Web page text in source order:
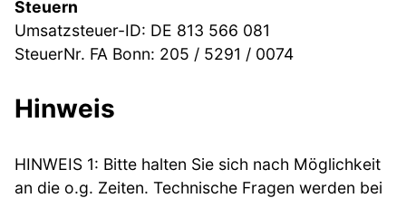
Steuern
Umsatzsteuer-ID: DE 813 566 081
SteuerNr. FA Bonn: 205 / 5291 / 0074
Hinweis
HINWEIS 1: Bitte halten Sie sich nach Möglichkeit
an die o.g. Zeiten. Technische Fragen werden bei